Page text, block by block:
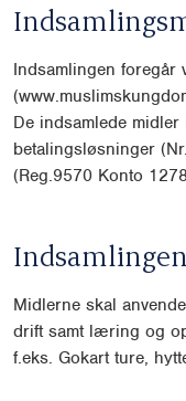
Indsamlingen foregår
De indsamlede
betalingsløsninger
(Reg.9570 Konto
Midlerne skal
drift samt læring og
f.eks. Gokart ture,